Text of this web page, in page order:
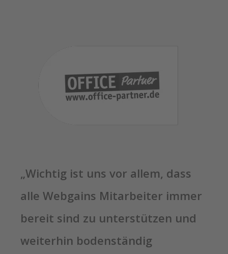
„Wichtig ist uns vor allem, dass
alle Webgains Mitarbeiter immer
bereit sind zu unterstützen und
weiterhin bodenständig